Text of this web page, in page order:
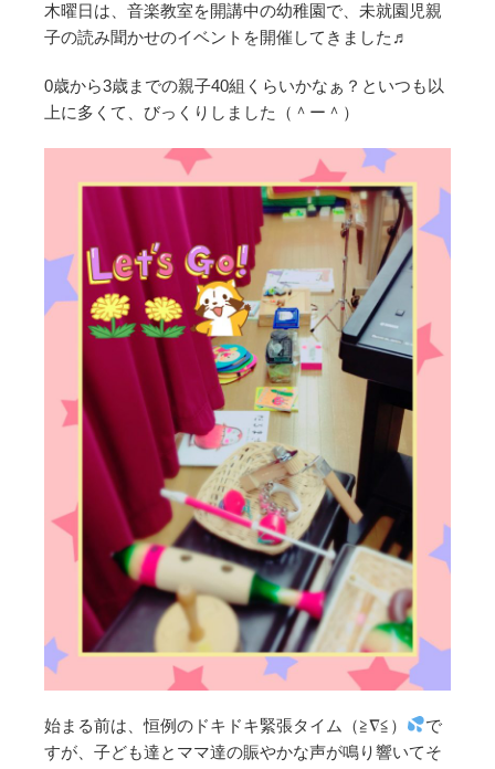
木曜日は、音楽教室を開講中の幼稚園で、未就園児親
子の読み聞かせのイベントを開催してきました♬
0歳から3歳までの親子40組くらいかなぁ？といつも以
上に多くて、びっくりしました（＾ー＾）
始まる前は、恒例のドキドキ緊張タイム（≧∇≦）
で
すが、子ども達とママ達の賑やかな声が鳴り響いてそ